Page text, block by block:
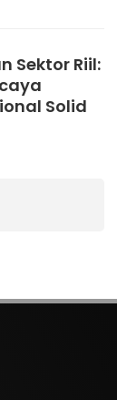
Sektor Riil:
Solid